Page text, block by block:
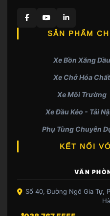
SẢN PHẨM
Xe Bồn Xăng Dầu
Xe Chở Hóa Chất
Xe Môi Trường
Xe Đầu Kéo - Tải
Phụ Tùng Chuyên
KẾT NỐI
VĂN
Số 40, Đường Ngô Gia Tự,